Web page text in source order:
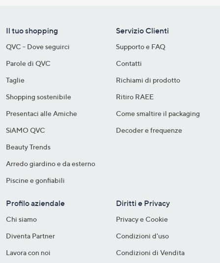
Il tuo shopping
QVC - Dove seguirci
Parole di QVC
Taglie
Shopping sostenibile​
Presentaci alle Amiche
SìAMO QVC
Beauty Trends
Arredo giardino e da esterno
Piscine e gonfiabili
Servizio Clienti
Supporto e FAQ
Contatti
Richiami di prodotto
Ritiro RAEE
Come smaltire il packaging​
Decoder e frequenze​
Profilo aziendale
Chi siamo
Diventa Partner
Lavora con noi
Diritti e Privacy
Privacy e Cookie
Condizioni d'uso
Condizioni di Vendita